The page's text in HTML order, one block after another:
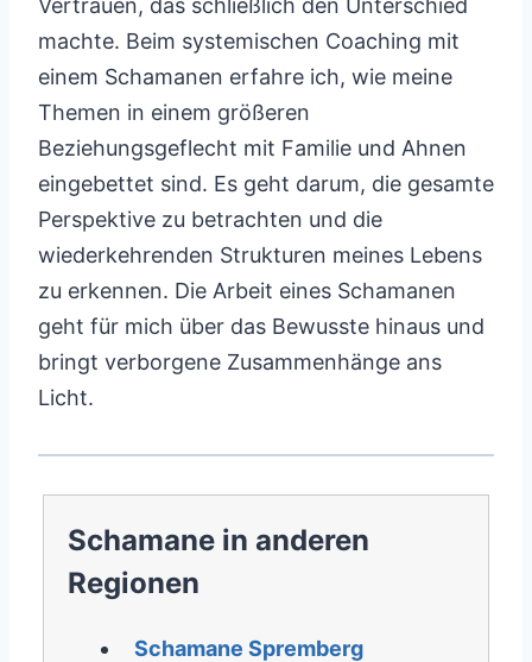
Vertrauen, das schließlich den Unterschied
machte. Beim systemischen Coaching mit
einem Schamanen erfahre ich, wie meine
Themen in einem größeren
Beziehungsgeflecht mit Familie und Ahnen
eingebettet sind. Es geht darum, die gesamte
Perspektive zu betrachten und die
wiederkehrenden Strukturen meines Lebens
zu erkennen. Die Arbeit eines Schamanen
geht für mich über das Bewusste hinaus und
bringt verborgene Zusammenhänge ans
Licht.
Schamane in anderen
Regionen
Schamane Spremberg